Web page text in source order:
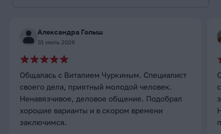
Александра Голыш
31 июль 2026
Общалась с Виталием Чуркиным. Специалист
своего дела, приятный молодой человек.
Ненавязчивое, деловое общение. Подобрал
хорошие варианты и в скором времени
заключимся.